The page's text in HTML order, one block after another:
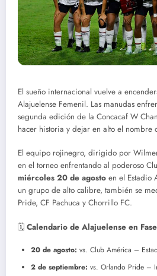
El sueño internacional vuelve a
Alajuelense Femenil. Las manudas
segunda edición de la Concacaf W
hacer historia y dejar en alto el nombre
El equipo rojinegro, dirigido por
en el torneo enfrentando al poderoso
miércoles 20 de agosto en el Estadio
un grupo de alto calibre, también se
Pride, CF Pachuca y Chorrillo FC.
🗓 Calendario de Alajuelense en
20 de agosto: vs. Club América –
2 de septiembre: vs. Orlando Pride –